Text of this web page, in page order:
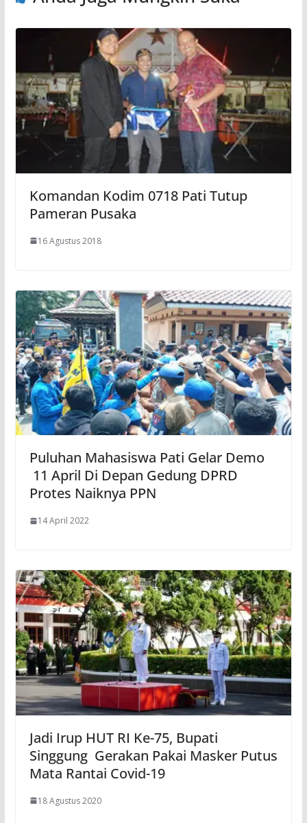
Komandan Kodim 0718 Pati Tutup
Pameran Pusaka
16 Agustus 2018
Puluhan Mahasiswa Pati Gelar Demo
11 April Di Depan Gedung DPRD
Protes Naiknya PPN
14 April 2022
Jadi Irup HUT RI Ke-75, Bupati
Singgung Gerakan Pakai Masker Putus
Mata Rantai Covid-19
18 Agustus 2020